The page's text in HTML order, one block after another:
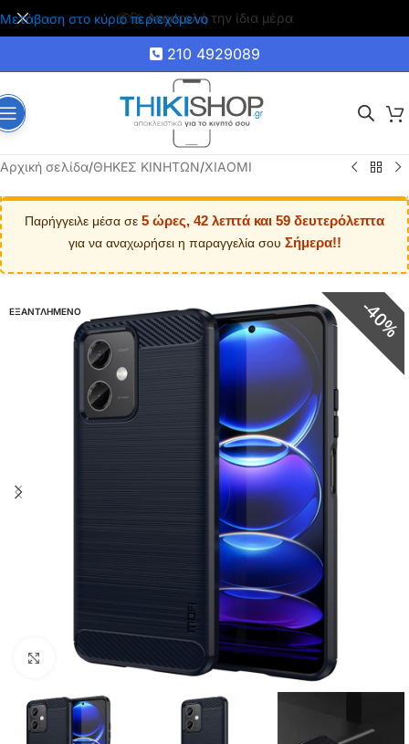
Μετάβαση στο κύριο περιεχόμενο
🚚 Δωρεάν μεταφορικά για αγορές άνω των 35€
210 4929089
Αρχική σελίδα/ΘΗΚΕΣ ΚΙΝΗΤΩΝ/XIAOMI
Παρήγγειλε μέσα σε 5 ώρες, 42 λεπτά και 59 δευτερόλεπτα
για να αναχωρήσει η παραγγελία σου Σήμερα!!
ΕΞΑΝΤΛΗΜΕΝΟ 40%
Click to enlarge